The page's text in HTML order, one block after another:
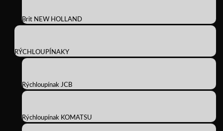
Brit NEW HOLLAND
RÝCHLOUPÍNAKY
Rýchloupínak JCB
Rýchloupínak KOMATSU